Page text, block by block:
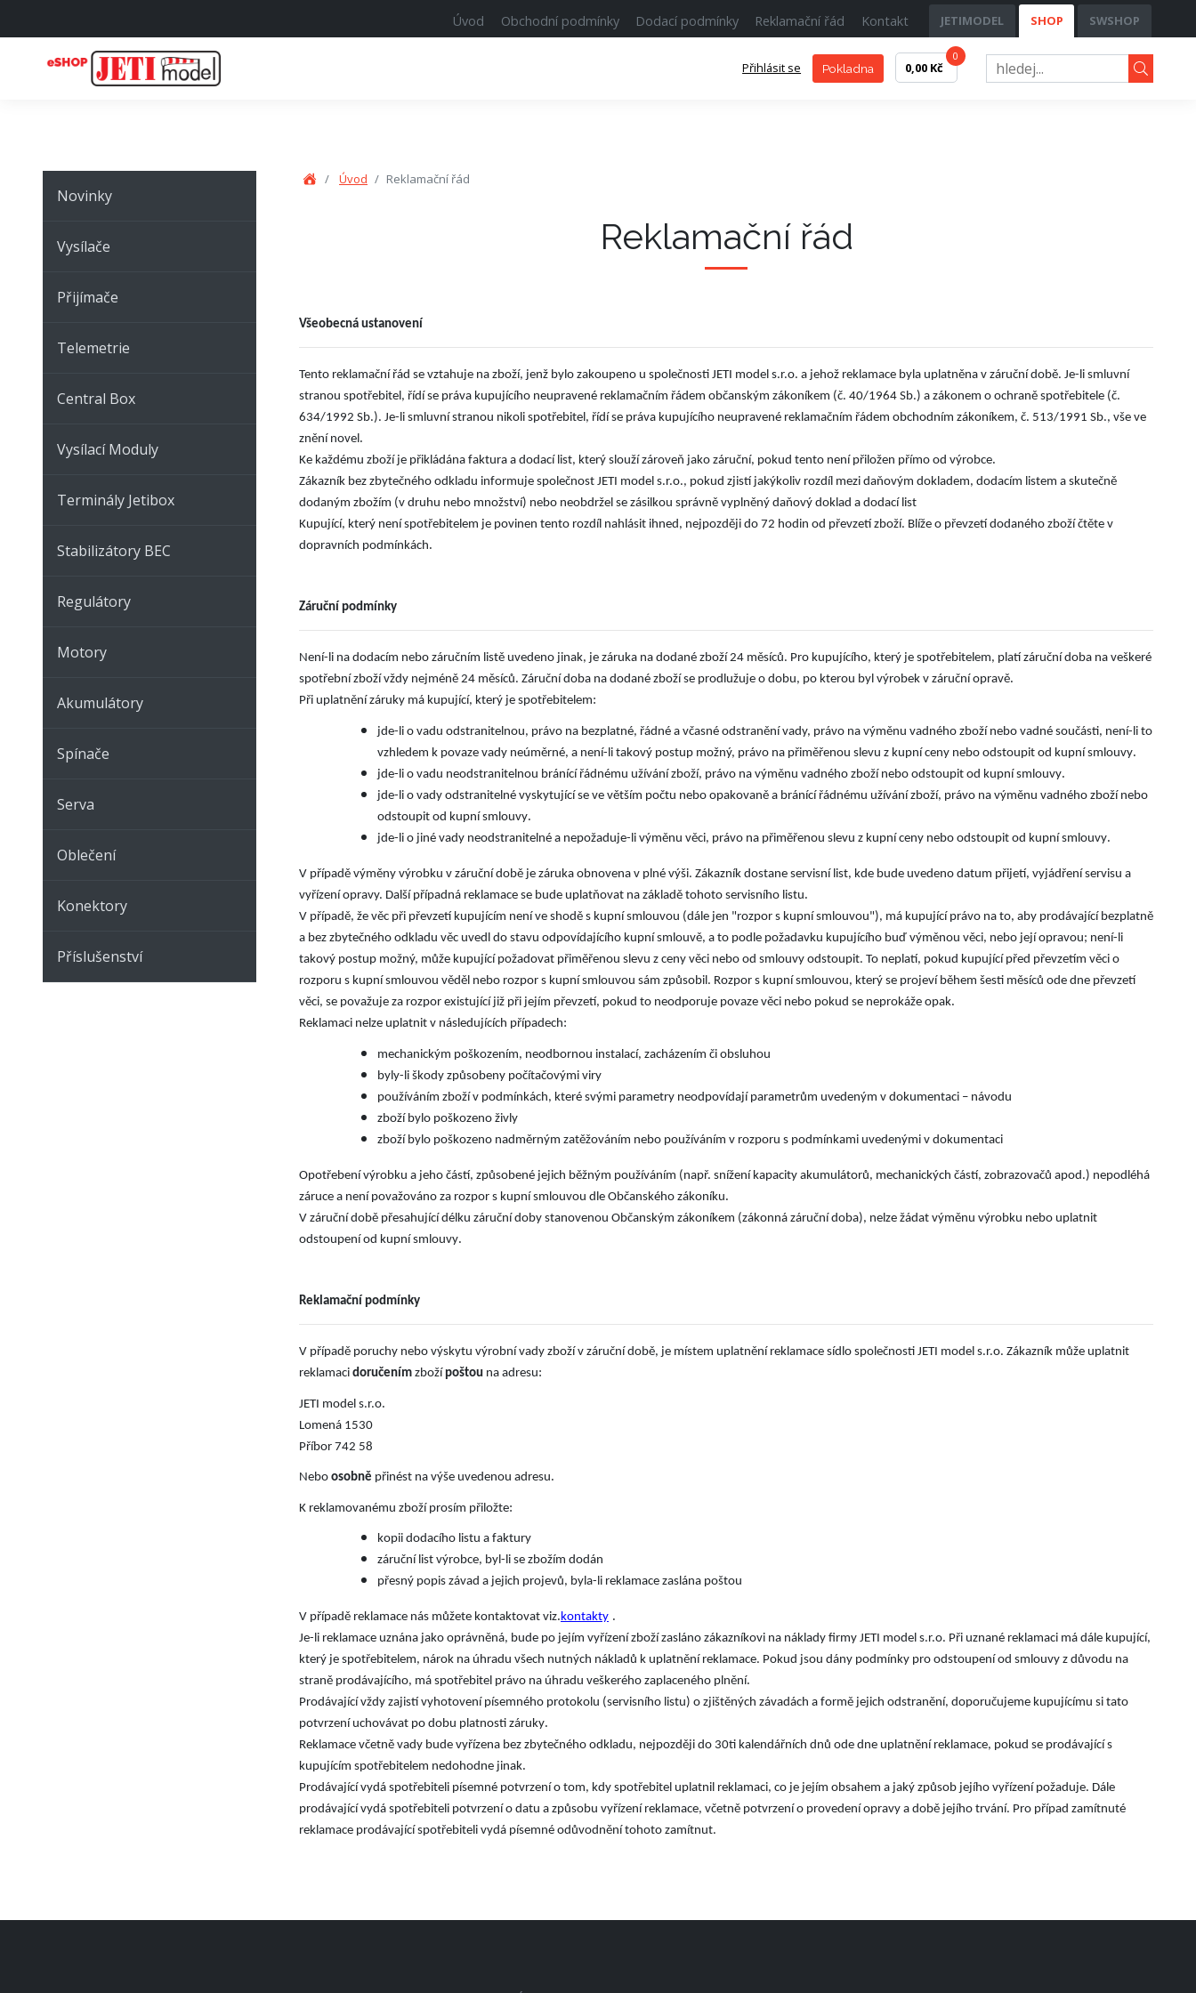
Úvod Obchodní podmínky Dodací podmínky Reklamační řád Kontakt JETIMODEL SHOP SWSHOP
Přihlásit se Pokladna 0,00 Kč
0
Novinky
Vysílače
Přijímače
Telemetrie
Central Box
Vysílací Moduly
Terminály Jetibox
Stabilizátory BEC
Regulátory
Motory
Akumulátory
Spínače
Serva
Oblečení
Konektory
Příslušenství
Úvod Reklamační řád
Reklamační řád
Všeobecná ustanovení
Tento reklamační řád se vztahuje na zboží, jenž bylo zakoupeno u společnosti JETI model s.r.o. a jehož reklamace byla uplatněna v záruční době. Je-li smluvní
stranou spotřebitel, řídí se práva kupujícího neupravené reklamačním řádem občanským zákoníkem (č. 40/1964 Sb.) a zákonem o ochraně spotřebitele (č.
634/1992 Sb.). Je-li smluvní stranou nikoli spotřebitel, řídí se práva kupujícího neupravené reklamačním řádem obchodním zákoníkem, č. 513/1991 Sb., vše ve
znění novel .
Ke každému zboží je přikládána faktura a dodací list, který slouží zároveň jako záruční, pokud tento není přiložen přímo od výrobce.
Zákazník bez zbytečného odkladu informuje společnost JETI model s.r.o., pokud zjistí jakýkoliv rozdíl mezi daňovým dokladem, dodacím listem a skutečně
dodaným zbožím (v druhu nebo množství) nebo neobdržel se zásilkou správně vyplněný daňový doklad a dodací list
Kupující, který není spotřebitelem je povinen tento rozdíl nahlásit ihned, nejpozději do 72 hodin od převzetí zboží. Blíže o převzetí dodaného zboží čtěte v
dopravních podmínkách.
Záruční podmínky
Není-li na dodacím nebo záručním listě uvedeno jinak, je záruka na dodané zboží 24 měsíců. Pro kupujícího, který je spotřebitelem, platí záruční doba na veškeré
spotřební zboží vždy nejméně 24 měsíců. Záruční doba na dodané zboží se prodlužuje o dobu, po kterou byl výrobek v záruční opravě.
Při uplatnění záruky má kupující, který je spotřebitelem:
jde-li o vadu odstranitelnou, právo na bezplatné, řádné a včasné odstranění vady, právo na výměnu vadného zboží nebo vadné součásti, není-li to
vzhledem k povaze vady neúměrné, a není-li takový postup možný, právo na přiměřenou slevu z kupní ceny nebo odstoupit od kupní smlouvy.
jde-li o vadu neodstranitelnou bránící řádnému užívání zboží, právo na výměnu vadného zboží nebo odstoupit od kupní smlouvy.
jde-li o vady odstranitelné vyskytující se ve větším počtu nebo opakovaně a bránící řádnému užívání zboží, právo na výměnu vadného zboží nebo
odstoupit od kupní smlouvy.
jde-li o jiné vady neodstranitelné a nepožaduje-li výměnu věci, právo na přiměřenou slevu z kupní ceny nebo odstoupit od kupní smlouvy.
V případě výměny výrobku v záruční době je záruka obnovena v plné výši. Zákazník dostane servisní list, kde bude uvedeno datum přijetí, vyjádření servisu a
vyřízení opravy. Další případná reklamace se bude uplatňovat na základě tohoto servisního listu.
V případě, že věc při převzetí kupujícím není ve shodě s kupní smlouvou (dále jen "rozpor s kupní smlouvou"), má kupující právo na to, aby prodávající bezplatně
a bez zbytečného odkladu věc uvedl do stavu odpovídajícího kupní smlouvě, a to podle požadavku kupujícího buď výměnou věci, nebo její opravou; není-li
takový postup možný, může kupující požadovat přiměřenou slevu z ceny věci nebo od smlouvy odstoupit. To neplatí, pokud kupující před převzetím věci o
rozporu s kupní smlouvou věděl nebo rozpor s kupní smlouvou sám způsobil. Rozpor s kupní smlouvou, který se projeví během šesti měsíců ode dne převzetí
věci, se považuje za rozpor existující již při jejím převzetí, pokud to neodporuje povaze věci nebo pokud se neprokáže opak.
Reklamaci nelze uplatnit v následujících případech:
mechanickým poškozením, neodbornou instalací, zacházením či obsluhou
byly-li škody způsobeny počítačovými viry
používáním zboží v podmínkách, které svými parametry neodpovídají parametrům uvedeným v dokumentaci – návodu
zboží bylo poškozeno živly
zboží bylo poškozeno nadměrným zatěžováním nebo používáním v rozporu s podmínkami uvedenými v dokumentaci
Opotřebení výrobku a jeho částí, způsobené jejich běžným používáním (např. snížení kapacity akumulátorů, mechanických částí, zobrazovačů apod.) nepodléhá
záruce a není považováno za rozpor s kupní smlouvou dle Občanského zákoníku.
V záruční době přesahující délku záruční doby stanovenou Občanským zákoníkem (zákonná záruční doba), nelze žádat výměnu výrobku nebo uplatnit
odstoupení od kupní smlouvy.
Reklamační podmínky
V případě poruchy nebo výskytu výrobní vady zboží v záruční době, je místem uplatnění reklamace sídlo společnosti JETI model s.r.o. Zákazník může uplatnit
reklamaci doručením zboží poštou na adresu:
JETI model s.r.o.
Lomená 1530
Příbor 742 58
Nebo osobně přinést na výše uvedenou adresu.
K reklamovanému zboží prosím přiložte:
kopii dodacího listu a faktury
záruční list výrobce, byl-li se zbožím dodán
přesný popis závad a jejich projevů, byla-li reklamace zaslána poštou
V případě reklamace nás můžete kontaktovat viz .
kontakty
.
Je-li reklamace uznána jako oprávněná, bude po jejím vyřízení zboží zasláno zákazníkovi na náklady firmy JETI model s.r.o. Při uznané reklamaci má dále kupující,
který je spotřebitelem, nárok na úhradu všech nutných nákladů k uplatnění reklamace. Pokud jsou dány podmínky pro odstoupení od smlouvy z důvodu na
straně prodávajícího, má spotřebitel právo na úhradu veškerého zaplaceného plnění.
Prodávající vždy zajistí vyhotovení písemného protokolu (servisního listu) o zjištěných závadách a formě jejich odstranění, doporučujeme kupujícímu si tato
potvrzení uchovávat po dobu platnosti záruky.
Reklamace včetně vady bude vyřízena bez zbytečného odkladu, nejpozději do 30ti kalendářních dnů ode dne uplatnění reklamace, pokud se prodávající s
kupujícím spotřebitelem nedohodne jinak.
Prodávající vydá spotřebiteli písemné potvrzení o tom, kdy spotřebitel uplatnil reklamaci, co je jejím obsahem a jaký způsob jejího vyřízení požaduje. Dále
prodávající vydá spotřebiteli potvrzení o datu a způsobu vyřízení reklamace, včetně potvrzení o provedení opravy a době jejího trvání. Pro případ zamítnuté
reklamace prodávající spotřebiteli vydá písemné odůvodnění tohoto zamítnut.